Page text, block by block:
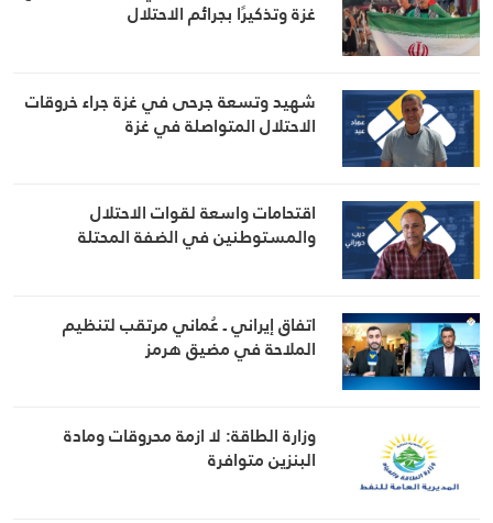
غزة وتذكيرًا بجرائم الاحتلال
شهيد وتسعة جرحى في غزة جراء خروقات
الاحتلال المتواصلة في غزة
اقتحامات واسعة لقوات الاحتلال
والمستوطنين في الضفة المحتلة
اتفاق إيراني ـ عُماني مرتقب لتنظيم
الملاحة في مضيق هرمز
وزارة الطاقة: لا ازمة محروقات ومادة
البنزين متوافرة